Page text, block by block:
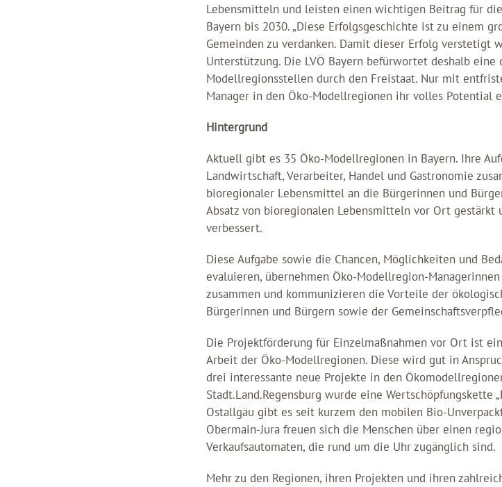
Lebensmitteln und leisten einen wichtigen Beitrag für
Bayern bis 2030. „Diese Erfolgsgeschichte ist zu einem
Gemeinden zu verdanken. Damit dieser Erfolg verstetigt
Unterstützung. Die LVÖ Bayern befürwortet deshalb
Modellregionsstellen durch den Freistaat. Nur mit
Manager in den Öko-Modellregionen ihr volles Potential
Hintergrund
Aktuell gibt es 35 Öko-Modellregionen in Bayern. Ihre
Landwirtschaft, Verarbeiter, Handel und Gastronomie
bioregionaler Lebensmittel an die Bürgerinnen und
Absatz von bioregionalen Lebensmitteln vor Ort gestärkt
verbessert.
Diese Aufgabe sowie die Chancen, Möglichkeiten und
evaluieren, übernehmen Öko-Modellregion-
zusammen und kommunizieren die Vorteile der
Bürgerinnen und Bürgern sowie der
Die Projektförderung für Einzelmaßnahmen vor Ort ist
Arbeit der Öko-Modellregionen. Diese wird gut in
drei interessante neue Projekte in den
Stadt.Land.Regensburg wurde eine Wertschöpfungskette
Ostallgäu gibt es seit kurzem den mobilen Bio-
Obermain-Jura freuen sich die Menschen über einen
Verkaufsautomaten, die rund um die Uhr zugänglich sind.
Mehr zu den Regionen, ihren Projekten und ihren